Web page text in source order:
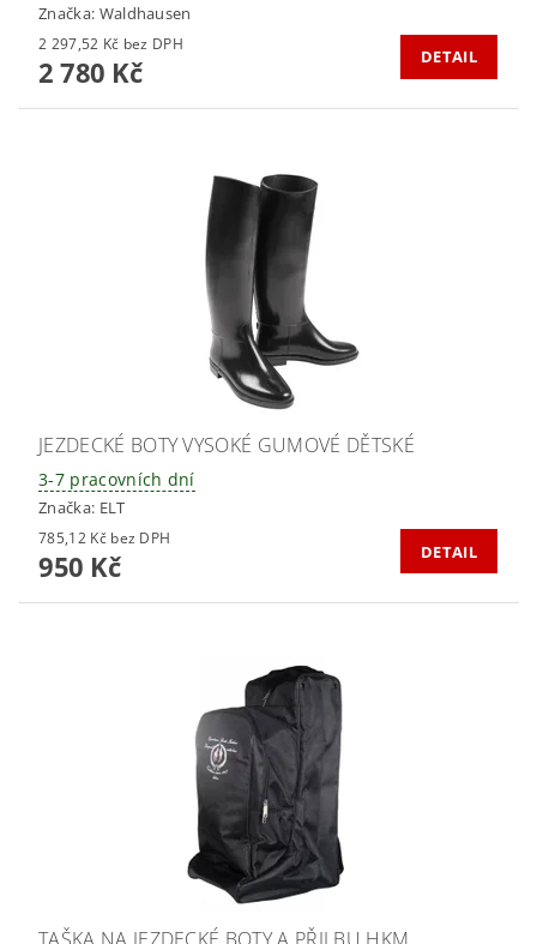
Značka: Waldhausen
2 297,52 Kč bez DPH
2 780 Kč DETAIL
JEZDECKÉ BOTY VYSOKÉ GUMOVÉ DĚTSKÉ
3-7 pracovních dní
Značka: ELT
785,12 Kč bez DPH
950 Kč DETAIL